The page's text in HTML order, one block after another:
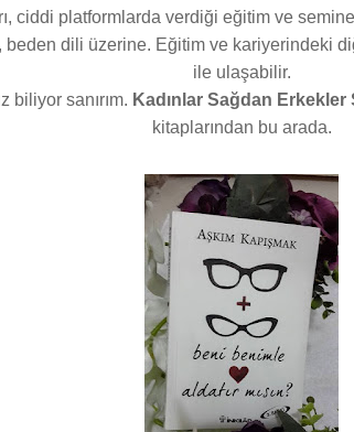
ciddi platformlarda verdiği eğitim ve
dili üzerine. Eğitim ve kariyerindeki
ile ulaşabilir.
biliyor sanırım. Kadınlar Sağdan Erkekler
kitaplarından bu arada.